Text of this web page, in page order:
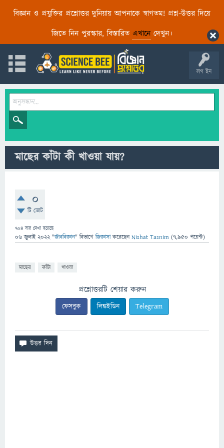
বিজ্ঞান ও প্রযুক্তির প্রশ্নোত্তর দুনিয়ায় আপনাকে স্বাগতম! প্রশ্ন-উত্তর দিয়ে
জিতে নিন পুরস্কার, বিস্তারিত এখানেদেখুন।
লগ ইন
মাছের কাঁটা কী খাওয়া যায়?
0
টি ভোট
704 বার দেখা হয়েছে
06 জুলাই 2022 "জীববিজ্ঞান" বিভাগে জিজ্ঞাসাকরেছেনNishat Tasnim (7,950 পয়েন্ট)
মাছের কাঁটা খাওয়া
প্রশ্নোত্তরটি শেয়ার করুন
ফেসবুক লিঙ্কইডিন Telegram